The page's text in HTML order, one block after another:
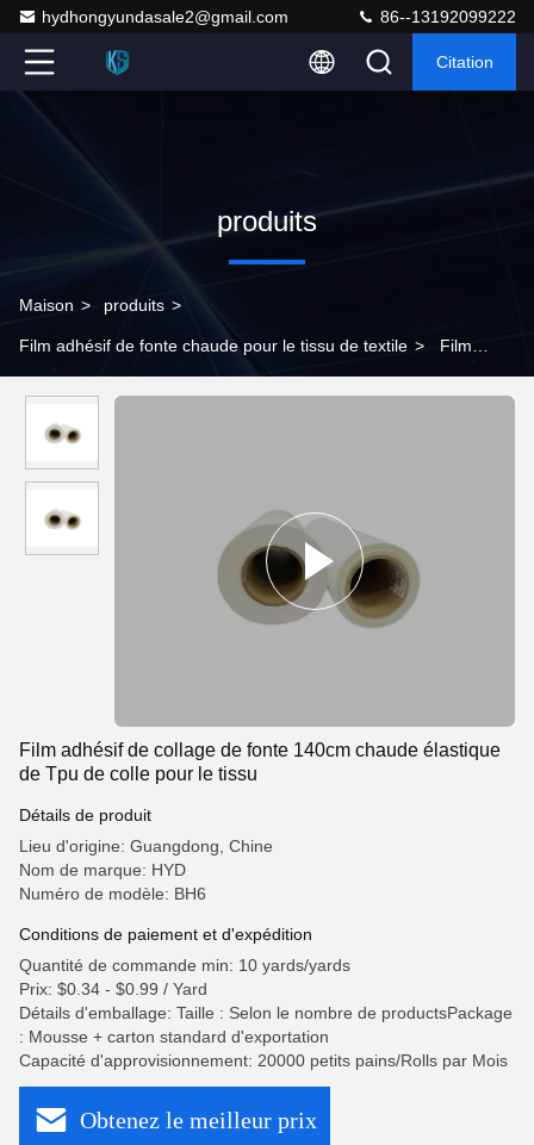
hydhongyundasale2@gmail.com 86--13192099222
Citation
produits
Maison > produits >
Film adhésif de fonte chaude pour le tissu de textile > Film
colle pour le tissu
Film adhésif de collage de fonte 140cm chaude élastique
de Tpu de colle pour le tissu
Détails de produit
Lieu d'origine: Guangdong, Chine
Nom de marque: HYD
Numéro de modèle: BH6
Conditions de paiement et d'expédition
Quantité de commande min: 10 yards/yards
Prix: $0.34 - $0.99 / Yard
Détails d'emballage: Taille : Selon le nombre de productsPackage
: Mousse + carton standard d'exportation
Capacité d'approvisionnement: 20000 petits pains/Rolls par Mois
Obtenez le meilleur prix